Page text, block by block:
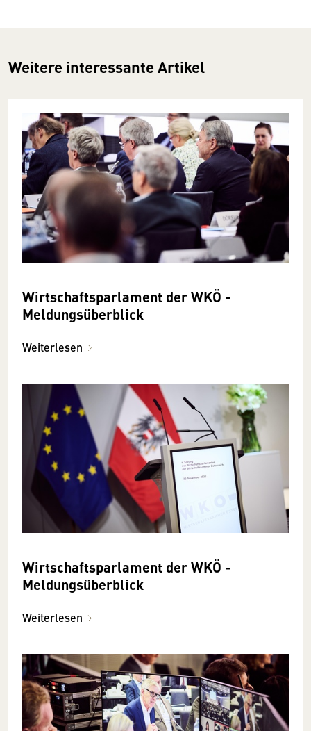
Weitere interessante Artikel
Wirtschaftsparlament der WKÖ -
Meldungsüberblick
Weiterlesen
Wirtschaftsparlament der WKÖ -
Meldungsüberblick
Weiterlesen